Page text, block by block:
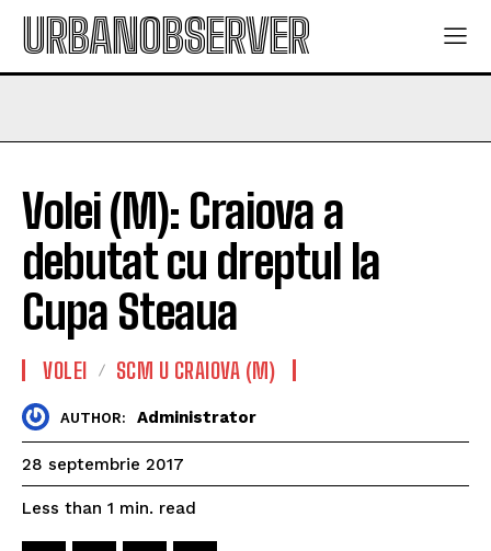
URBANOBSERVER
Volei (M): Craiova a
debutat cu dreptul la
Cupa Steaua
VOLEI SCM U CRAIOVA (M)
AUTHOR: Administrator
28 septembrie 2017
Less than 1 min. read